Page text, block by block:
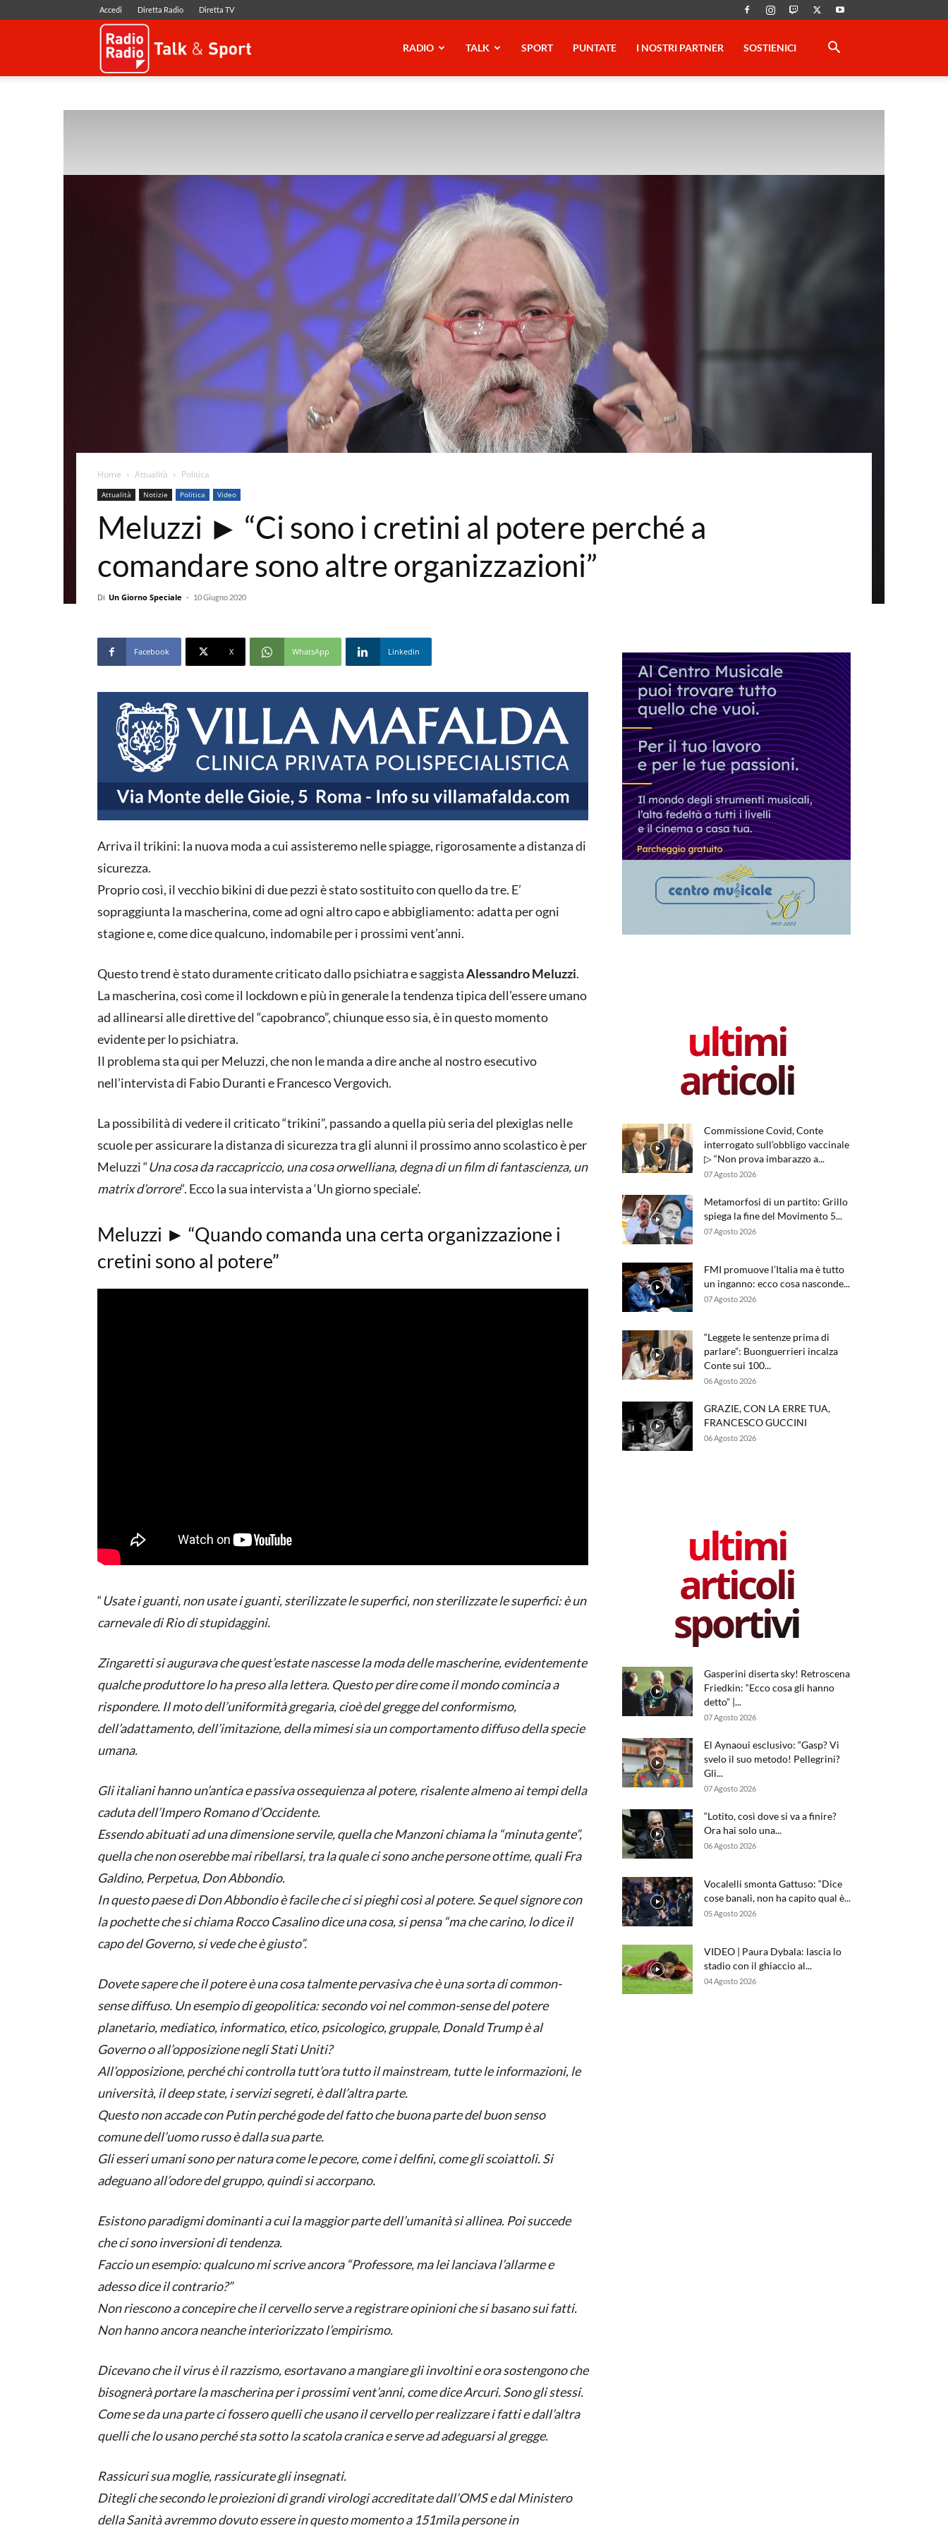
Accedi Diretta Radio Diretta TV
RADIO TALK SPORT PUNTATE I NOSTRI PARTNER SOSTIENICI
Home Attualità Politica
Attualità Notizie Politica Video
Meluzzi ► “Ci sono i cretini al potere perché a
comandare sono altre organizzazioni”
Di Un Giorno Speciale - 10 Giugno 2020
Facebook X WhatsApp Linkedin
Arriva il trikini: la nuova moda a cui assisteremo nelle spiagge, rigorosamente a distanza di
sicurezza.
Proprio così, il vecchio bikini di due pezzi è stato sostituito con quello da tre. E’
sopraggiunta la mascherina, come ad ogni altro capo e abbigliamento: adatta per ogni
stagione e, come dice qualcuno, indomabile per i prossimi vent’anni.
Questo trend è stato duramente criticato dallo psichiatra e saggistaAlessandro Meluzzi.
La mascherina, così come il lockdown e più in generale la tendenza tipica dell’essere umano
ad allinearsi alle direttive del “capobranco”, chiunque esso sia, è in questo momento
evidente per lo psichiatra.
Il problema sta qui per Meluzzi, che non le manda a dire anche al nostro esecutivo
nell’intervista di Fabio Duranti e Francesco Vergovich.
La possibilità di vedere il criticato “trikini”, passando a quella più seria del plexiglas nelle
scuole per assicurare la distanza di sicurezza tra gli alunni il prossimo anno scolastico è per
Meluzzi “Una cosa da raccapriccio, una cosa orwelliana, degna di un film di fantascienza, un
matrix d’orrore“. Ecco la sua intervista a ‘Un giorno speciale’.
Meluzzi ► “Quando comanda una certa organizzazione i
cretini sono al potere”
“Usate i guanti, non usate i guanti, sterilizzate le superfici, non sterilizzate le superfici: è un
carnevale di Rio di stupidaggini.
Zingaretti si augurava che quest’estate nascesse la moda delle mascherine, evidentemente
qualche produttore lo ha preso alla lettera. Questo per dire come il mondo comincia a
rispondere. Il moto dell’uniformità gregaria, cioè del gregge del conformismo,
dell’adattamento, dell’imitazione, della mimesi sia un comportamento diffuso della specie
umana.
Gli italiani hanno un’antica e passiva ossequienza al potere, risalente almeno ai tempi della
caduta dell’Impero Romano d’Occidente.
Essendo abituati ad una dimensione servile, quella che Manzoni chiama la “minuta gente”,
quella che non oserebbe mai ribellarsi, tra la quale ci sono anche persone ottime, quali Fra
Galdino, Perpetua, Don Abbondio.
In questo paese di Don Abbondio è facile che ci si pieghi così al potere. Se quel signore con
la pochette che si chiama Rocco Casalino dice una cosa, si pensa “ma che carino, lo dice il
capo del Governo, si vede che è giusto”.
Dovete sapere che il potere è una cosa talmente pervasiva che è una sorta di common-
sense diffuso. Un esempio di geopolitica: secondo voi nel common-sense del potere
planetario, mediatico, informatico, etico, psicologico, gruppale, Donald Trump è al
Governo o all’opposizione negli Stati Uniti?
All’opposizione, perché chi controlla tutt’ora tutto il mainstream, tutte le informazioni, le
università, il deep state, i servizi segreti, è dall’altra parte.
Questo non accade con Putin perché gode del fatto che buona parte del buon senso
comune dell’uomo russo è dalla sua parte.
Gli esseri umani sono per natura come le pecore, come i delfini, come gli scoiattoli. Si
adeguano all’odore del gruppo, quindi si accorpano.
Esistono paradigmi dominanti a cui la maggior parte dell’umanità si allinea. Poi succede
che ci sono inversioni di tendenza.
Faccio un esempio: qualcuno mi scrive ancora “Professore, ma lei lanciava l’allarme e
adesso dice il contrario?”
Non riescono a concepire che il cervello serve a registrare opinioni che si basano sui fatti.
Non hanno ancora neanche interiorizzato l’empirismo.
Dicevano che il virus è il razzismo, esortavano a mangiare gli involtini e ora sostengono che
bisognerà portare la mascherina per i prossimi vent’anni, come dice Arcuri. Sono gli stessi.
Come se da una parte ci fossero quelli che usano il cervello per realizzare i fatti e dall’altra
quelli che lo usano perché sta sotto la scatola cranica e serve ad adeguarsi al gregge.
Rassicuri sua moglie, rassicurate gli insegnati.
Ditegli che secondo le proiezioni di grandi virologi accreditate dall’OMS e dal Ministero
della Sanità avremmo dovuto essere in questo momento a 151mila persone in
ultimi
articoli
Commissione Covid, Conte
interrogato sull’obbligo vaccinale
▷ “Non prova imbarazzo a...
07 Agosto 2026
Metamorfosi di un partito: Grillo
spiega la fine del Movimento 5...
07 Agosto 2026
FMI promuove l’Italia ma è tutto
un inganno: ecco cosa nasconde...
07 Agosto 2026
“Leggete le sentenze prima di
parlare”: Buonguerrieri incalza
Conte sui 100...
06 Agosto 2026
GRAZIE, CON LA ERRE TUA,
FRANCESCO GUCCINI
06 Agosto 2026
ultimi
articoli
sportivi
Gasperini diserta sky! Retroscena
Friedkin: “Ecco cosa gli hanno
detto” |...
07 Agosto 2026
El Aynaoui esclusivo: “Gasp? Vi
svelo il suo metodo! Pellegrini?
Gli...
07 Agosto 2026
“Lotito, così dove si va a finire?
Ora hai solo una...
06 Agosto 2026
Vocalelli smonta Gattuso: “Dice
cose banali, non ha capito qual è...
05 Agosto 2026
VIDEO | Paura Dybala: lascia lo
stadio con il ghiaccio al...
04 Agosto 2026